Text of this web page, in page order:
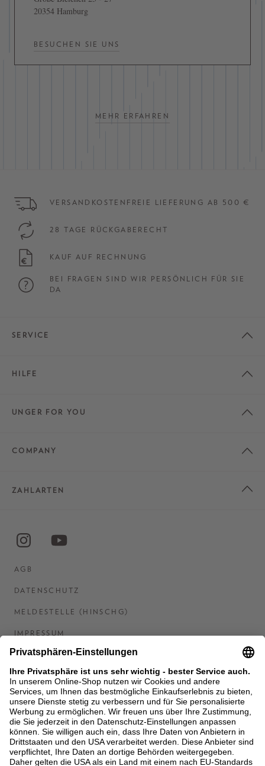
20354 Hamburg
BESUCHEN SIE UNS
MEHR ERFAHREN
VERSANDKOSTENFREIE LIEFERUNG AB 500 €
28 TAGE RÜCKGABERECHT
KAUF AUF RECHNUNG
BEI FRAGEN SIND WIR PERSÖNLICH FÜR SIE
DA
SERVICE
HILFE
UNGER FOR YOU
COMPANY
ZAHLARTEN
AGB
DATENSCHUTZ
MELDESTELLE (HINSCHG)
IMPRESSUM
BARRIEREFREIHEITSERKLÄRUNG
KONTAKT
COOKIES
MEN'S WORLD: BRAUN HAMBURG
Ein Unternehmen der Unger GmbH & Co. KG